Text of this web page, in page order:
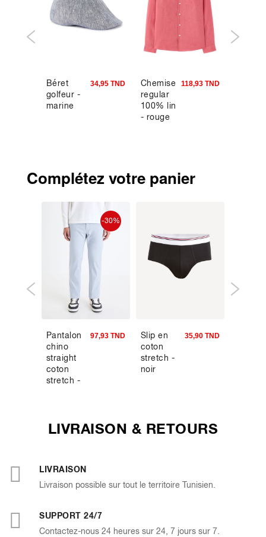
Béret
golfeur -
marine
34,95 TND
Chemise
regular
100% lin
- rouge
118,93 TND
Complétez votre panier
-30%
Pantalon
chino
straight
coton
stretch -
97,93 TND
Slip en
coton
stretch -
noir
35,90 TND
LIVRAISON & RETOURS
LIVRAISON
Livraison possible sur tout le territoire Tunisien.
SUPPORT 24/7
Contactez-nous 24 heures sur 24, 7 jours sur 7.